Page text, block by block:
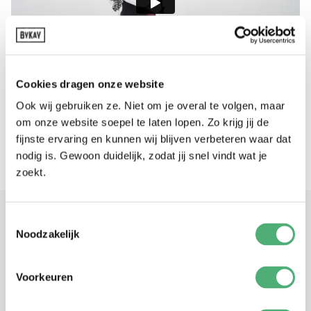
Cookies dragen onze website
Ook wij gebruiken ze. Niet om je overal te volgen, maar
om onze website soepel te laten lopen. Zo krijg jij de
fijnste ervaring en kunnen wij blijven verbeteren waar dat
nodig is. Gewoon duidelijk, zodat jij snel vindt wat je
zoekt.
Noodzakelijk
Voorkeuren